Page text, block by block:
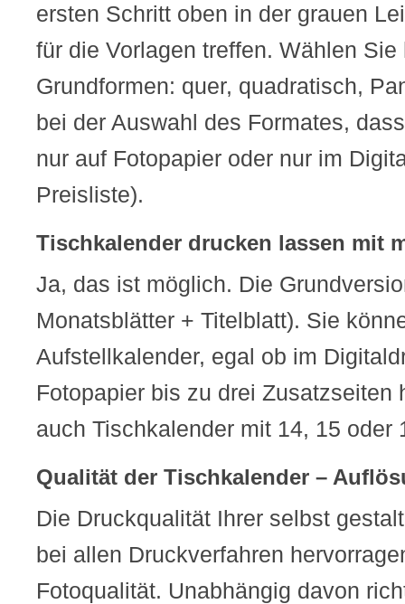
ersten Schritt oben in der grauen
für die Vorlagen treffen. Wählen
Grundformen: quer, quadratisch,
bei der Auswahl des Formates,
nur auf Fotopapier oder nur im
Preisliste).
Tischkalender drucken lassen mit
Ja, das ist möglich. Die
Monatsblätter + Titelblatt). Sie
Aufstellkalender, egal ob im
Fotopapier bis zu drei Zusatzseiten
auch Tischkalender mit 14, 15 oder
Qualität der Tischkalender –
Die Druckqualität Ihrer selbst
bei allen Druckverfahren
Fotoqualität. Unabhängig davon